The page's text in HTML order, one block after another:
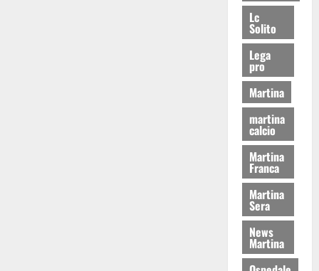
Lc
Solito
Lega
pro
Martina
martina
calcio
Martina
Franca
Martina
Sera
News
Martina